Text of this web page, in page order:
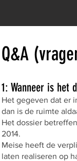
Q&A
1: Wanneer is het
Het gegeven dat er
dan is de ruimte
Het dossier
2014.
Meise heeft de
laten realiseren op